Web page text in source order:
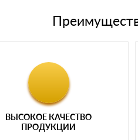
ВЫСОКОЕ КАЧЕСТВО
ПРОДУКЦИИ